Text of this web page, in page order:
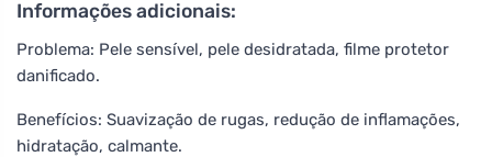
Informações adicionais:
Problema: Pele sensível, pele desidratada, filme protetor
danificado.
Benefícios: Suavização de rugas, redução de inflamações,
hidratação, calmante.